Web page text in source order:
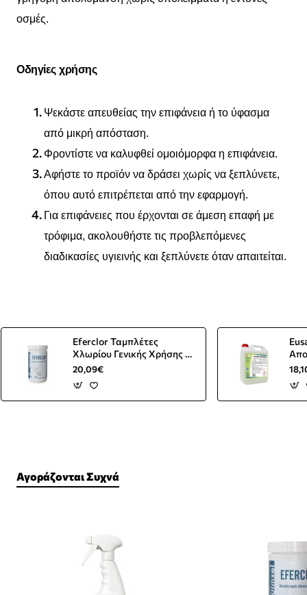
οσμές.
Οδηγίες χρήσης
Ψεκάστε απευθείας την επιφάνεια ή το ύφασμα
από μικρή απόσταση.
Φροντίστε να καλυφθεί ομοιόμορφα η επιφάνεια.
Αφήστε το προϊόν να δράσει χωρίς να ξεπλύνετε,
όπου αυτό επιτρέπεται από την εφαρμογή.
Για επιφάνειες που έρχονται σε άμεση επαφή με
τρόφιμα, ακολουθήστε τις προβλεπόμενες
διαδικασίες υγιεινής και ξεπλύνετε όταν απαιτείται.
Eferclor Ταμπλέτες
Χλωρίου Γενικής Χρήσης Σε
Δισκία 1KG 286τεμ.
20,09€
Αγοράζονται Συχνά